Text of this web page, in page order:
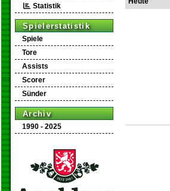
Statistik
Spielerstatistik
Spiele
Tore
Assists
Scorer
Sünder
Archiv
1990 - 2025